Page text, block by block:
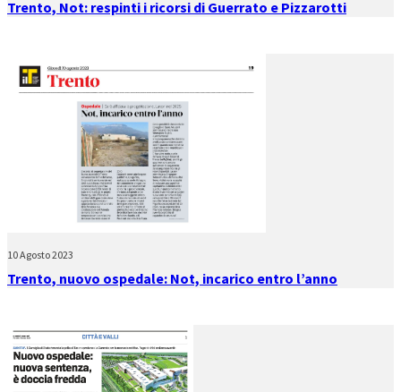
Trento, Not: respinti i ricorsi di Guerrato e Pizzarotti
10 Agosto 2023
Trento, nuovo ospedale: Not, incarico entro l’anno